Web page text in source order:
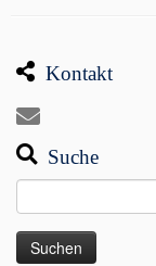
Kontakt
Suche
nach: